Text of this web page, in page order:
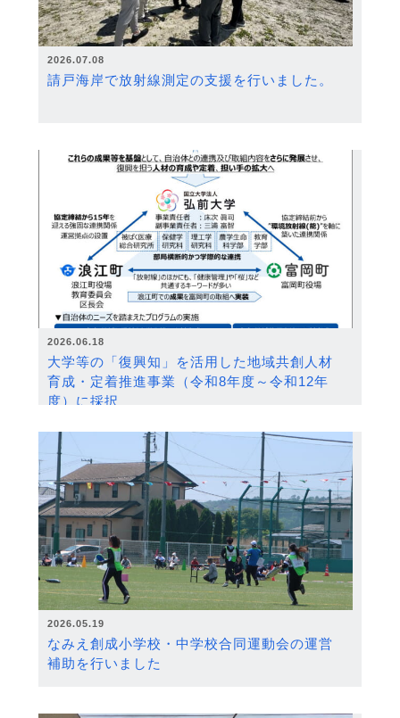
2026.07.08
請戸海岸で放射線測定の支援を行いました。
2026.06.18
大学等の「復興知」を活用した地域共創人材
育成・定着推進事業（令和8年度～令和12年
度）に採択
2026.05.19
なみえ創成小学校・中学校合同運動会の運営
補助を行いました